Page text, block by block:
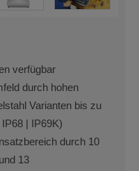
verfügbar
durch hohen
Varianten bis zu
| IP69K)
durch 10
13